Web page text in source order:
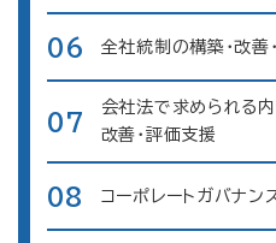
06 全社統制の構築・改善
07
会社法で求められる内
改善・評価支援
08 コーポレートガバナン